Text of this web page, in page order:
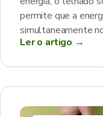
permite que a
simultaneamente
Ler o artigo →